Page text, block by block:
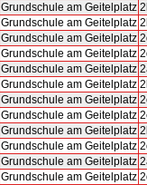
Grundschule am Geitelplatz
Grundschule am Geitelplatz
Grundschule am Geitelplatz
Grundschule am Geitelplatz
Grundschule am Geitelplatz
Grundschule am Geitelplatz
Grundschule am Geitelplatz
Grundschule am Geitelplatz
Grundschule am Geitelplatz
Grundschule am Geitelplatz
Grundschule am Geitelplatz
Grundschule am Geitelplatz